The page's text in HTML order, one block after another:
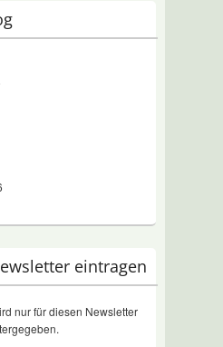
eintragen
nur für diesen Newsletter